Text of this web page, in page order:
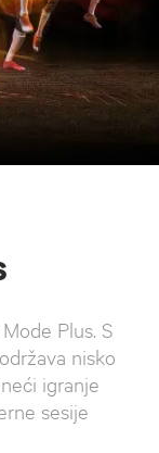
Plus. S
nisko
igranje
sesije